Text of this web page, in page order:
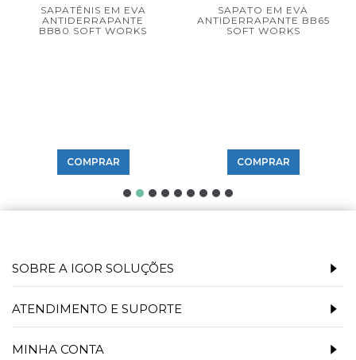
SAPATÊNIS EM EVA
ANTIDERRAPANTE
BB80 SOFT WORKS
COMPRAR
SAPATO EM EVA
ANTIDERRAPANTE BB65
SOFT WORKS
COMPRAR
SOBRE A IGOR SOLUÇÕES
ATENDIMENTO E SUPORTE
MINHA CONTA